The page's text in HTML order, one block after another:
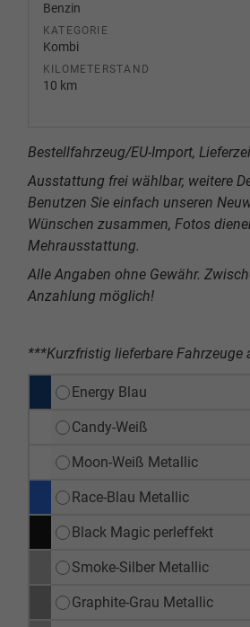
Benzin
KATEGORIE
Kombi
KILOMETERSTAND
10 km
Bestellfahrzeug/EU-Import,
Ausstattung frei wählbar, weitere
Benutzen Sie einfach unseren
Wünschen zusammen, Fotos
Mehrausstattung.
Alle Angaben ohne Gewähr.
Anzahlung möglich!
***Kurzfristig lieferbare Fahrzeuge
Energy Blau
Candy-Weiß
Moon-Weiß Metallic
Race-Blau Metallic
Black Magic perleffekt
Smoke-Silber Metallic
Graphite-Grau Metallic